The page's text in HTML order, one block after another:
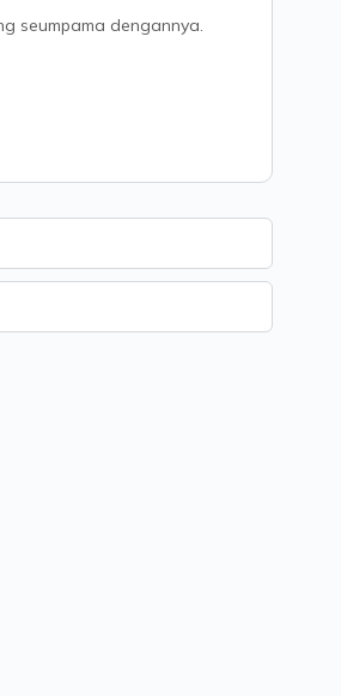
seumpama dengannya.